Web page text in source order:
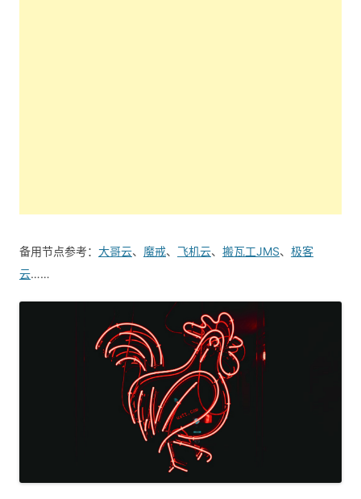
备用节点参考： 大哥云、 魔戒、 飞机云、 搬瓦工JMS、 极客
云……